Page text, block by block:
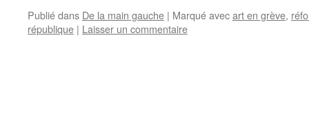
Publié dans De la main gauche | Marqué avecart en grève,
république | Laisser un commentaire